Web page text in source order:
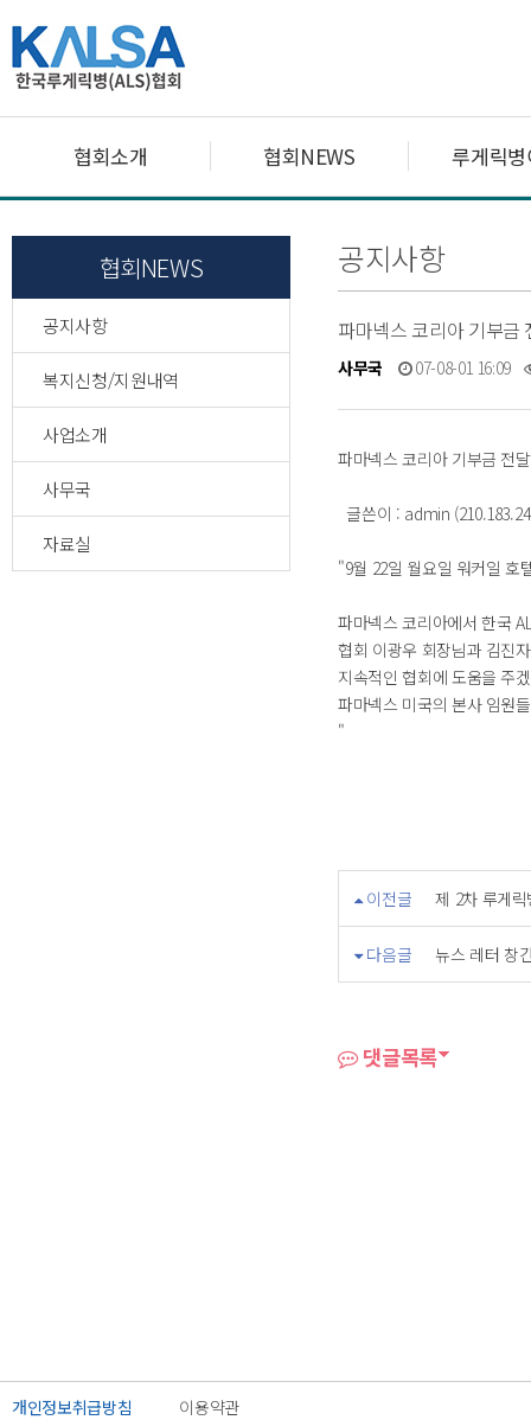
협회소개 협회NEWS 루게릭
협회NEWS
공지사항
복지신청/지원내역
사업소개
사무국
자료실
공지사항
파마넥스 코리아 기부금
사무국 07-08-01 16:09
파마넥스 코리아 기부금 전
글쓴이 : admin
"9월 22일 월요일 워커일 호
파마넥스 코리아에서 한국
협회 이광우 회장님과 김진
지속적인 협회에 도움을 주
파마넥스 미국의 본사 임원
"
이전글 제 2차 루게
다음글 뉴스 레터 창
댓글목록
개인정보취급방침 이용약관